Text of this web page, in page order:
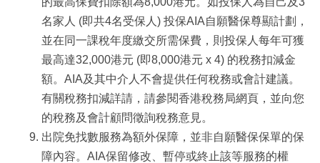
名家人 (即共4名受保人) 投保AIA自願醫保尊顯計劃，
並在同一課稅年度繳交所需保費，則投保人每年可獲
最高達32,000港元 (即8,000港元 x 4) 的稅務扣減金
額。AIA及其中介人不會提供任何稅務或會計建議。
有關稅務扣減詳請，請參閱香港稅務局網頁，並向您
的稅務及會計顧問徵詢稅務意見。
出院免找數服務為額外保障，並非自願醫保保單的保
障內容。AIA保留修改、暫停或終止該等服務的權